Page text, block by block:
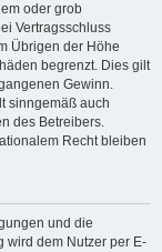
oder grob
Vertragsschluss
Übrigen der Höhe
begrenzt. Dies gilt
Gewinn.
sinngemäß auch
des Betreibers.
Recht bleiben
und die
wird dem Nutzer per E-